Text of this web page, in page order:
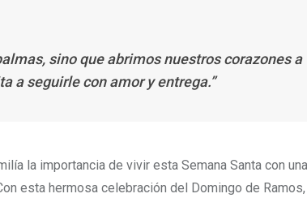
sino que abrimos nuestros corazones
a seguirle con amor y entrega.”
la importancia de vivir esta Semana Santa con
esta hermosa celebración del Domingo de